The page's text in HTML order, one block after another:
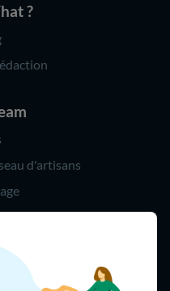
?
d'artisans
(8h-21h)